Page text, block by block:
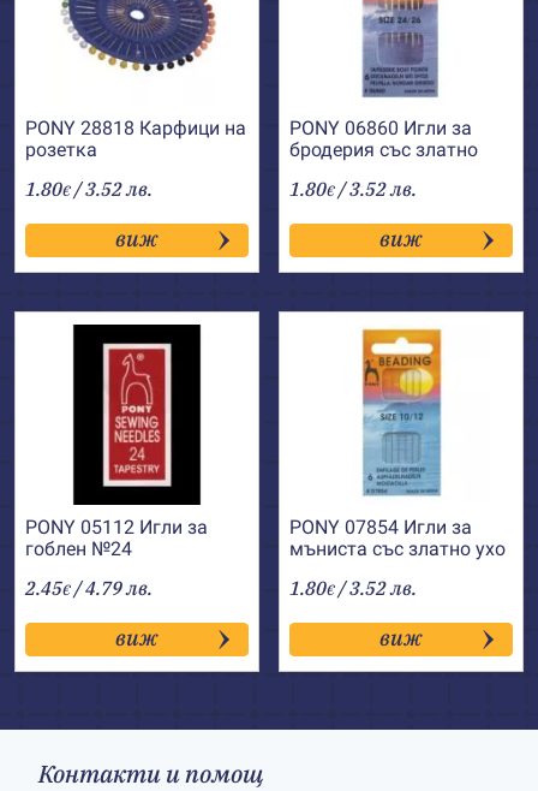
PONY 28818 Карфици на
розетка
1.80€ / 3.52 лв.
виж
PONY 06860 Игли за
бродерия със златно
1.80€ / 3.52 лв.
виж
PONY 05112 Игли за
гоблен №24
2.45€ / 4.79 лв.
виж
PONY 07854 Игли за
мъниста със златно ухо
1.80€ / 3.52 лв.
виж
Контакти и помощ